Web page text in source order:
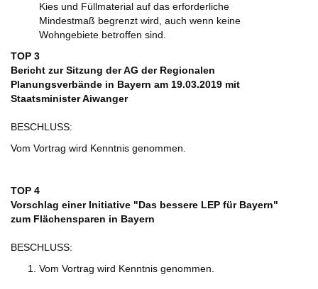
Kies und Füllmaterial auf das erforderliche
Mindestmaß begrenzt wird, auch wenn keine
Wohngebiete betroffen sind.
TOP 3
Bericht zur Sitzung der AG der Regionalen
Planungsverbände in Bayern am 19.03.2019 mit
Staatsminister Aiwanger
BESCHLUSS:
Vom Vortrag wird Kenntnis genommen.
TOP 4
Vorschlag einer Initiative "Das bessere LEP für Bayern"
zum Flächensparen in Bayern
BESCHLUSS:
Vom Vortrag wird Kenntnis genommen.